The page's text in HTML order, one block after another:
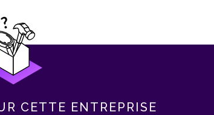
CETTE ENTREPRISE